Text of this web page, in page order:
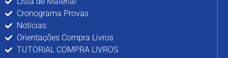
Cronograma Provas
Notícias
Orientações Compra Livros
TUTORIAL COMPRA LIVROS